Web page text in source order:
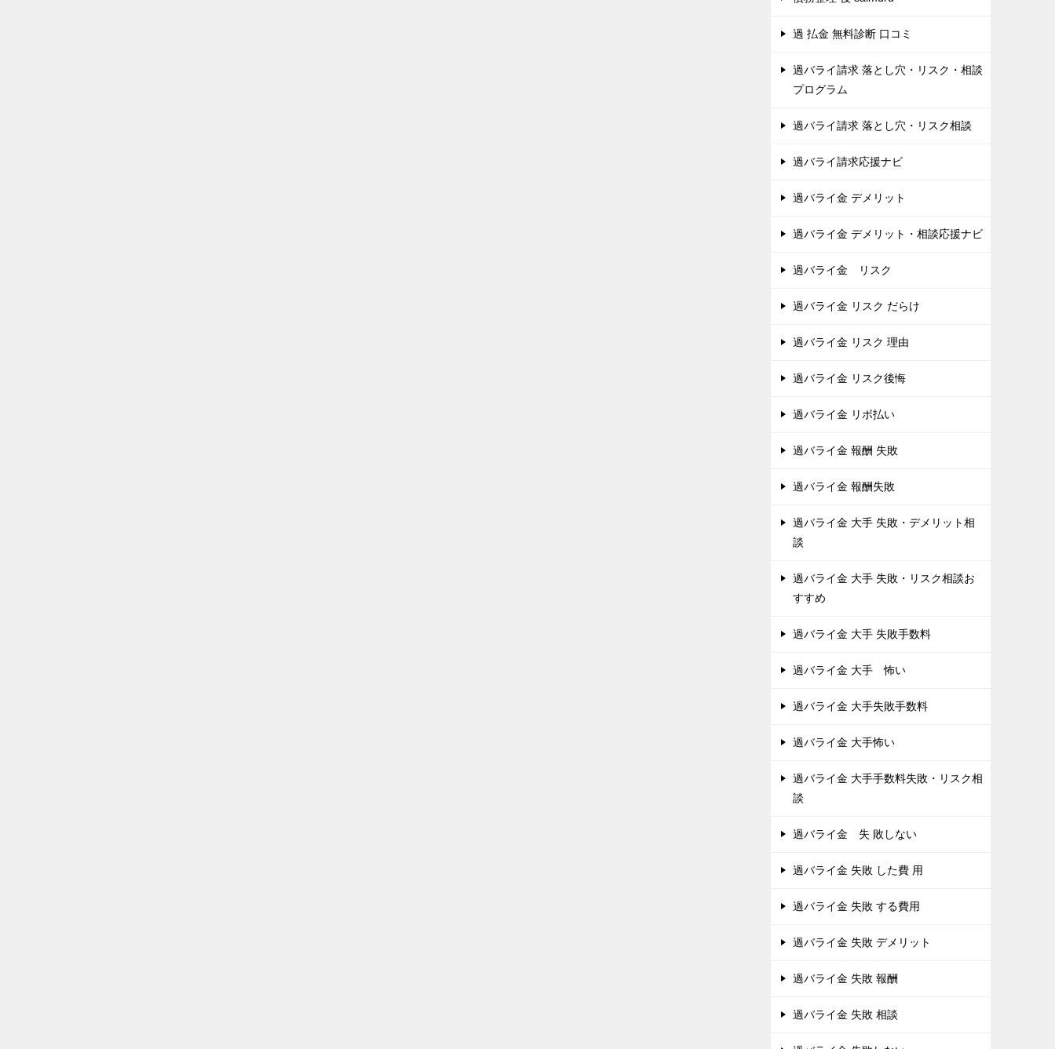
過 払金 無料診断 口コミ
過バライ請求 落とし穴・リスク・相談
プログラム
過バライ請求 落とし穴・リスク相談
過バライ請求応援ナビ
過バライ金 デメリット
過バライ金 デメリット・相談応援ナビ
過バライ金 リスク
過バライ金 リスク だらけ
過バライ金 リスク 理由
過バライ金 リスク後悔
過バライ金 リボ払い
過バライ金 報酬 失敗
過バライ金 報酬失敗
過バライ金 大手 失敗・デメリット相
談
過バライ金 大手 失敗・リスク相談お
すすめ
過バライ金 大手 失敗手数料
過バライ金 大手 怖い
過バライ金 大手失敗手数料
過バライ金 大手怖い
過バライ金 大手手数料失敗・リスク相
談
過バライ金 失 敗しない
過バライ金 失敗 した費 用
過バライ金 失敗 する費用
過バライ金 失敗 デメリット
過バライ金 失敗 報酬
過バライ金 失敗 相談